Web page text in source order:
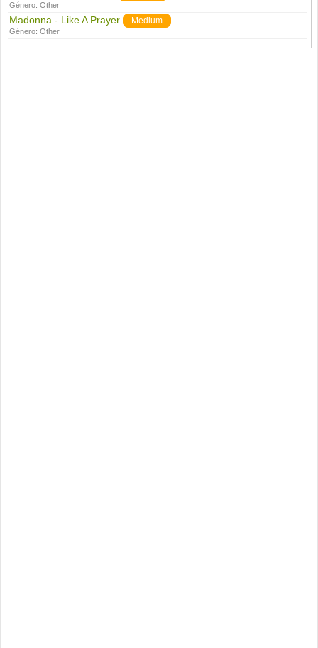
Género:Other
Madonna - Like A Prayer Medium
Género:Other